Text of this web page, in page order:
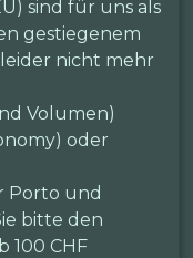
sind für uns als
gestiegenem
nicht mehr
Volumen)
oder
Porto und
bitte den
100 CHF